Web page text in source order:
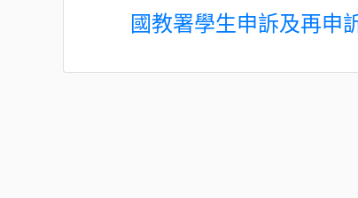
國教署學生申訴及再申